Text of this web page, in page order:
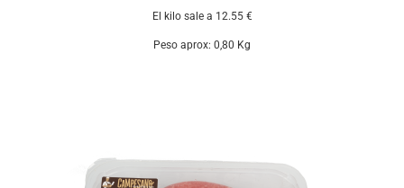
El kilo sale a 12.55 €
Peso aprox: 0,80 Kg